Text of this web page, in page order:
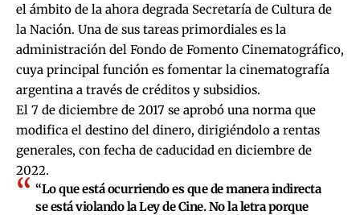
el ámbito de la ahora degrada Secretaría de Cultura de
la Nación. Una de sus tareas primordiales es la
administración del Fondo de Fomento Cinematográfico,
cuya principal función es fomentar la cinematografía
argentina a través de créditos y subsidios.
El 7 de diciembre de 2017 se aprobó una norma que
modifica el destino del dinero, dirigiéndolo a rentas
generales, con fecha de caducidad en diciembre de
2022.
“Lo que está ocurriendo es que de manera indirecta
se está violando la Ley de Cine. No la letra porque